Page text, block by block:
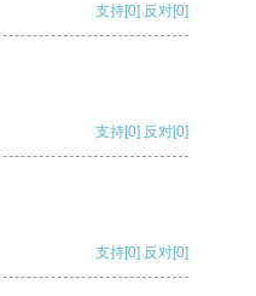
支持[0] 反对[0]
支持[0] 反对[0]
支持[0] 反对[0]